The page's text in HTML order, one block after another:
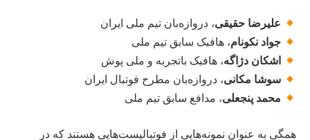
علیرضا حقیقی، دروازه‌بان تیم ملی ایران
جواد نکونام، هافبک سابق تیم ملی
اشکان دژاگه، هافبک باتجربه و ملی پوش
سوشا مکانی، دروازه‌بان مطرح فوتبال ایران
محمد پنجعلی، مدافع سابق تیم ملی
همگی به عنوان نمونه‌هایی از فوتبالیست‌هایی هستند که در